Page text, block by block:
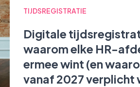
TIJDSREGISTRATIE
Digitale
waarom elke HR-
ermee wint (en
vanaf 2027 verplicht